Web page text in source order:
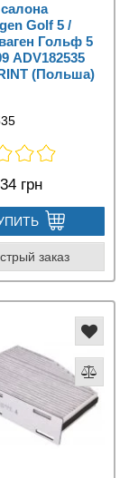
Golf 5 /
Гольф 5
ADV182535
(Польша)
грн
заказ